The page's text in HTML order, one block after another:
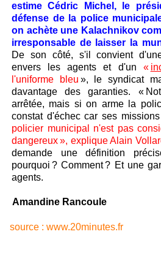
estime Cédric Michel, le
défense de la police
on achète une Kalachnikov
irresponsable de laisser la
De son côté, s'il convient
envers les agents et d'un «
l'uniforme bleu », le syndicat
davantage des garanties. «
arrêtée, mais si on arme la
constat d'échec car ses
policier municipal n'est pas
dangereux », explique Alain
demande une définition
pourquoi ? Comment ? Et une
agents.
Amandine Rancoule
source : www.20minutes.fr